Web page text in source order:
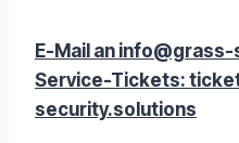
E-Mail an
Service-Tickets:
security.solutions